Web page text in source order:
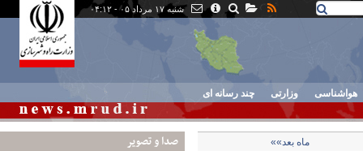
شنبه ۱۷ مرداد ۰۵ - ۰۴:۱۲
هواشناسی وزارتی چند رسانه ای
صدا و تصوير ماه بعد»»